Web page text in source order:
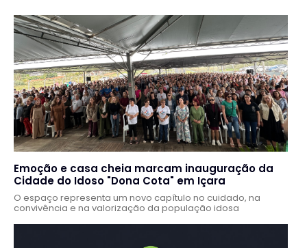
Emoção e casa cheia marcam inauguração da
Cidade do Idoso "Dona Cota" em Içara
O espaço representa um novo capítulo no cuidado, na
convivência e na valorização da população idosa